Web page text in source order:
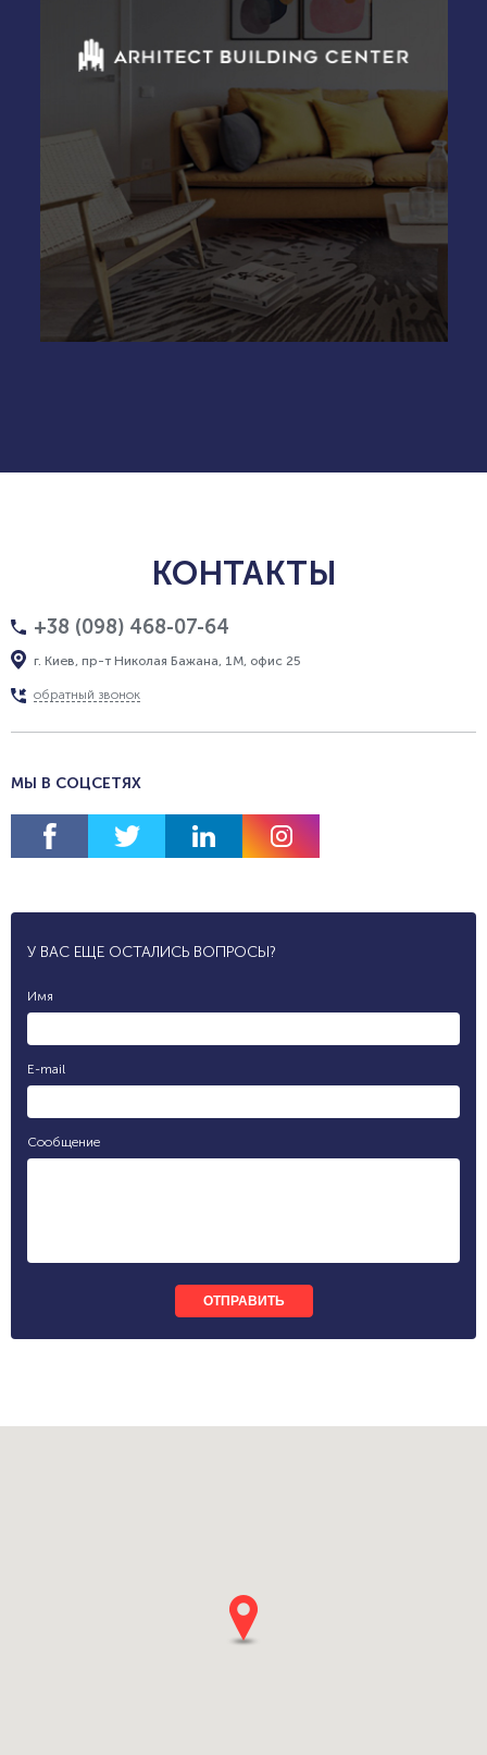
КОНТАКТЫ
+38 (098) 468-07-64
г. Киев, пр-т Николая Бажана, 1М, офис 25
обратный звонок
МЫ В СОЦСЕТЯХ
У ВАС ЕЩЕ ОСТАЛИСЬ ВОПРОСЫ?
Имя
E-mail
Сообщение
ОТПРАВИТЬ